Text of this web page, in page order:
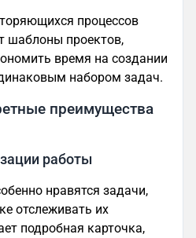
процессов
шаблоны проектов,
время на создании
набором задач.
преимущества
работы
нравятся задачи,
отслеживать их
подробная карточка,